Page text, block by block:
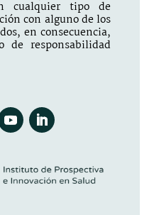
cualquier tipo de
con alguno de los
en consecuencia,
responsabilidad